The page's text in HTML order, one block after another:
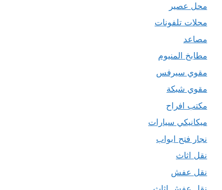
محل عصير
محلات تلفونات
مصاعد
مطابخ المنيوم
مقوي سيرفس
مقوي شبكة
مكتب افراح
ميكانيكي سيارات
نجار فتح ابواب
نقل اثاث
نقل عفش